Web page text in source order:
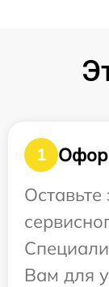
1
Оставьте
Вам для